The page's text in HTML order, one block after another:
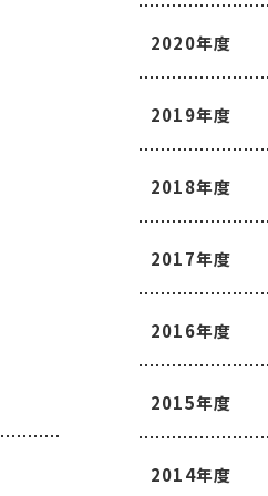
2020年度
2019年度
2018年度
2017年度
2016年度
2015年度
2014年度